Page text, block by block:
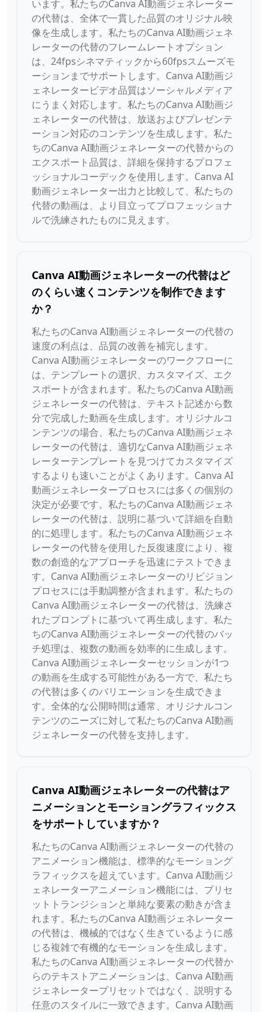
います。私たちのCanva AI動画ジェネレーター
の代替は、全体で一貫した品質のオリジナル映
像を生成します。私たちのCanva AI動画ジェネ
レーターの代替のフレームレートオプション
は、24fpsシネマティックから60fpsスムーズモ
ーションまでサポートします。Canva AI動画ジ
ェネレータービデオ品質はソーシャルメディア
にうまく対応します。私たちのCanva AI動画ジ
ェネレーターの代替は、放送およびプレゼンテ
ーション対応のコンテンツを生成します。私た
ちのCanva AI動画ジェネレーターの代替からの
エクスポート品質は、詳細を保持するプロフェ
ッショナルコーデックを使用します。Canva AI
動画ジェネレーター出力と比較して、私たちの
代替の動画は、より目立ってプロフェッショナ
ルで洗練されたものに見えます。
Canva AI動画ジェネレーターの代替はど
のくらい速くコンテンツを制作できます
か？
私たちのCanva AI動画ジェネレーターの代替の
速度の利点は、品質の改善を補完します。
Canva AI動画ジェネレーターのワークフローに
は、テンプレートの選択、カスタマイズ、エク
スポートが含まれます。私たちのCanva AI動画
ジェネレーターの代替は、テキスト記述から数
分で完成した動画を生成します。オリジナルコ
ンテンツの場合、私たちのCanva AI動画ジェネ
レーターの代替は、適切なCanva AI動画ジェネ
レーターテンプレートを見つけてカスタマイズ
するよりも速いことがよくあります。Canva AI
動画ジェネレータープロセスには多くの個別の
決定が必要です。私たちのCanva AI動画ジェネ
レーターの代替は、説明に基づいて詳細を自動
的に処理します。私たちのCanva AI動画ジェネ
レーターの代替を使用した反復速度により、複
数の創造的なアプローチを迅速にテストできま
す。Canva AI動画ジェネレーターのリビジョン
プロセスには手動調整が含まれます。私たちの
Canva AI動画ジェネレーターの代替は、洗練さ
れたプロンプトに基づいて再生成します。私た
ちのCanva AI動画ジェネレーターの代替のバッ
チ処理は、複数の動画を効率的に生成します。
Canva AI動画ジェネレーターセッションが1つ
の動画を生成する可能性がある一方で、私たち
の代替は多くのバリエーションを生成できま
す。全体的な公開時間は通常、オリジナルコン
テンツのニーズに対して私たちのCanva AI動画
ジェネレーターの代替を支持します。
Canva AI動画ジェネレーターの代替はア
ニメーションとモーショングラフィックス
をサポートしていますか？
私たちのCanva AI動画ジェネレーターの代替の
アニメーション機能は、標準的なモーショング
ラフィックスを超えています。Canva AI動画ジ
ェネレーターアニメーション機能には、プリセ
ットトランジションと単純な要素の動きが含ま
れます。私たちのCanva AI動画ジェネレーター
の代替は、機械的ではなく生きているように感
じる複雑で有機的なモーションを生成します。
私たちのCanva AI動画ジェネレーターの代替か
らのテキストアニメーションは、Canva AI動画
ジェネレータープリセットではなく、説明する
任意のスタイルに一致できます。Canva AI動画